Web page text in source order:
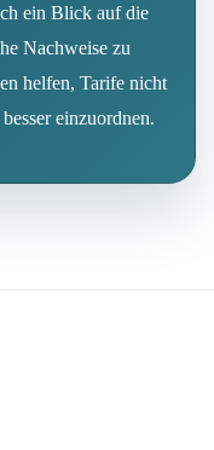
ein Blick auf die
Nachweise zu
helfen, Tarife nicht
einzuordnen.